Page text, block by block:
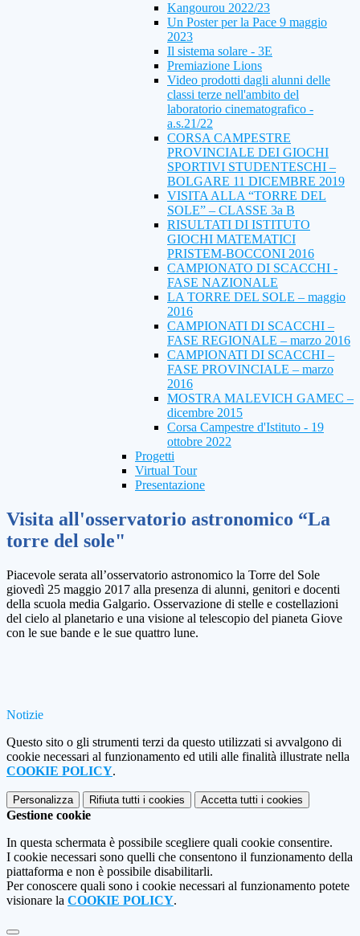
Kangourou 2022/23
Un Poster per la Pace 9 maggio
2023
Il sistema solare - 3E
Premiazione Lions
Video prodotti dagli alunni delle
classi terze nell'ambito del
laboratorio cinematografico -
a.s.21/22
CORSA CAMPESTRE
PROVINCIALE DEI GIOCHI
SPORTIVI STUDENTESCHI –
BOLGARE 11 DICEMBRE 2019
VISITA ALLA “TORRE DEL
SOLE” – CLASSE 3a B
RISULTATI DI ISTITUTO
GIOCHI MATEMATICI
PRISTEM-BOCCONI 2016
CAMPIONATO DI SCACCHI -
FASE NAZIONALE
LA TORRE DEL SOLE – maggio
2016
CAMPIONATI DI SCACCHI –
FASE REGIONALE – marzo 2016
CAMPIONATI DI SCACCHI –
FASE PROVINCIALE – marzo
2016
MOSTRA MALEVICH GAMEC –
dicembre 2015
Corsa Campestre d'Istituto - 19
ottobre 2022
Progetti
Virtual Tour
Presentazione
Visita all'osservatorio astronomico “La
torre del sole"
Piacevole serata all’osservatorio astronomico la Torre del Sole
giovedì 25 maggio 2017 alla presenza di alunni, genitori e docenti
della scuola media Galgario. Osservazione di stelle e costellazioni
del cielo al planetario e una visione al telescopio del pianeta Giove
con le sue bande e le sue quattro lune.
Notizie
Questo sito o gli strumenti terzi da questo utilizzati si avvalgono di
cookie necessari al funzionamento ed utili alle finalità illustrate nella
COOKIE POLICY.
Personalizza Rifiuta tutti i cookies Accetta tutti i cookies
Gestione cookie
In questa schermata è possibile scegliere quali cookie consentire.
I cookie necessari sono quelli che consentono il funzionamento della
piattaforma e non è possibile disabilitarli.
Per conoscere quali sono i cookie necessari al funzionamento potete
visionare la COOKIE POLICY.